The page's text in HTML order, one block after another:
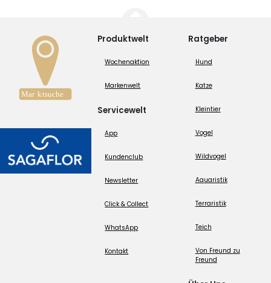
Produktwelt
Wochenaktion
Markenwelt
Servicewelt
App
Kundenclub
Newsletter
Click & Collect
WhatsApp
Kontakt
Ratgeber
Hund
Katze
Kleintier
Vogel
Wildvogel
Aquaristik
Terraristik
Teich
Von Freund zu
Freund